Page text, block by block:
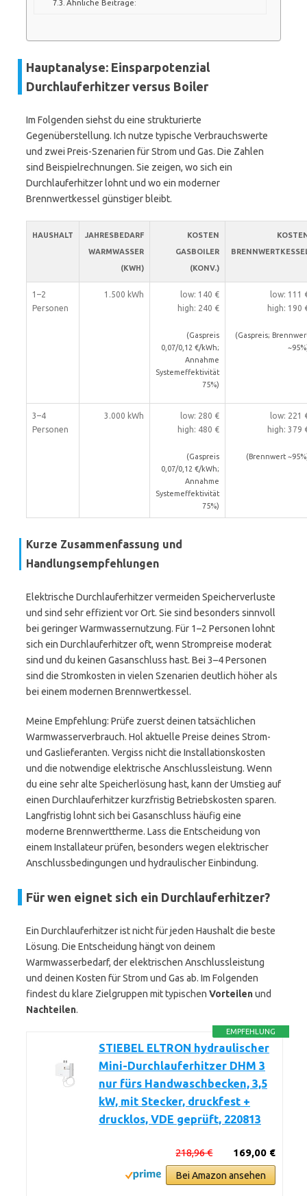
Ähnliche Beiträge:
Hauptanalyse: Einsparpotenzial
Durchlauferhitzer versus Boiler
Im Folgenden siehst du eine strukturierte
Gegenüberstellung. Ich nutze typische Verbrauchswerte
und zwei Preis-Szenarien für Strom und Gas. Die Zahlen
sind Beispielrechnungen. Sie zeigen, wo sich ein
Durchlauferhitzer lohnt und wo ein moderner
Brennwertkessel günstiger bleibt.
HAUSHALT
JAHRESBEDARF
WARMWASSER
(KWH)
KOSTEN
GASBOILER
(KONV.)
1–2
Personen
1.500 kWh
low: 140 €
high: 240 €
(Gaspreis
0,07/0,12 €/kWh;
Annahme
Systemeffektivität
75%)
low: 111
high: 190
(Gaspreis;
3–4
Personen
3.000 kWh
low: 280 €
high: 480 €
(Gaspreis
0,07/0,12 €/kWh;
Annahme
Systemeffektivität
75%)
low: 221
high: 379
(Brennwert
Kurze Zusammenfassung und
Handlungsempfehlungen
Elektrische Durchlauferhitzer vermeiden Speicherverluste
und sind sehr effizient vor Ort. Sie sind besonders sinnvoll
bei geringer Warmwassernutzung. Für 1–2 Personen lohnt
sich ein Durchlauferhitzer oft, wenn Strompreise moderat
sind und du keinen Gasanschluss hast. Bei 3–4 Personen
sind die Stromkosten in vielen Szenarien deutlich höher als
bei einem modernen Brennwertkessel.
Meine Empfehlung: Prüfe zuerst deinen tatsächlichen
Warmwasserverbrauch. Hol aktuelle Preise deines Strom-
und Gaslieferanten. Vergiss nicht die Installationskosten
und die notwendige elektrische Anschlussleistung. Wenn
du eine sehr alte Speicherlösung hast, kann der Umstieg auf
einen Durchlauferhitzer kurzfristig Betriebskosten sparen.
Langfristig lohnt sich bei Gasanschluss häufig eine
moderne Brennwerttherme. Lass die Entscheidung von
einem Installateur prüfen, besonders wegen elektrischer
Anschlussbedingungen und hydraulischer Einbindung.
Für wen eignet sich ein Durchlauferhitzer?
Ein Durchlauferhitzer ist nicht für jeden Haushalt die beste
Lösung. Die Entscheidung hängt von deinem
Warmwasserbedarf, der elektrischen Anschlussleistung
und deinen Kosten für Strom und Gas ab. Im Folgenden
findest du klare Zielgruppen mit typischen Vorteilenund
Nachteilen.
EMPFEHLUNG
STIEBEL ELTRON hydraulischer
Mini-Durchlauferhitzer DHM 3
nur fürs Handwaschbecken, 3,5
kW, mit Stecker, druckfest +
drucklos, VDE geprüft, 220813
169,00 €
218,96 €
Bei Amazon ansehen